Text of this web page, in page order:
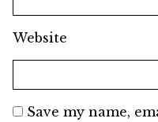
Website
Save my name,